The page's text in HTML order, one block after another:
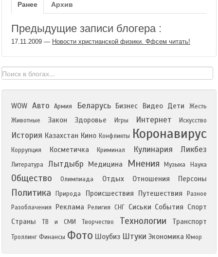
Ранее Архив
Предыдущие записи блогера :
17.11.2009 — Новости христианской физики. Ффсем читать!
WOW Авто Армия Беларусь Бизнес Видео Дети
Жесть
Животные
Закон Здоровье Игры Интернет Искусство
История Казахстан Кино Конфликты Коронавирус
Коррупция Косметичка Криминал Кулинария Ликбез
Литература Лытдыбр Медицина Мнения Музыка Наука
Общество Олимпиада Отдых Отношения Персоны
Политика Природа Происшествия Путешествия
Разное
Разоблачения
Реклама Религия СНГ Сиськи События Спорт
Страны
ТВ и СМИ Творчество Технологии Транспорт
Троллинг Финансы Фото Шоубиз Штуки Экономика Юмор